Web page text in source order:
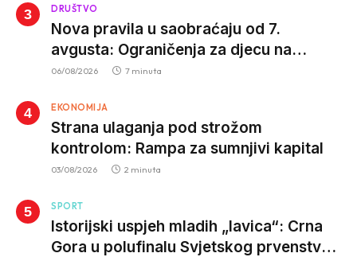
DRUŠTVO
Nova pravila u saobraćaju od 7.
avgusta: Ograničenja za djecu na
trotinetima i mlade vozače, veće kazne
06/08/2026 7 minuta
EKONOMIJA
Strana ulaganja pod strožom
kontrolom: Rampa za sumnjivi kapital
03/08/2026 2 minuta
SPORT
Istorijski uspjeh mladih „lavica“: Crna
Gora u polufinalu Svjetskog prvenstva